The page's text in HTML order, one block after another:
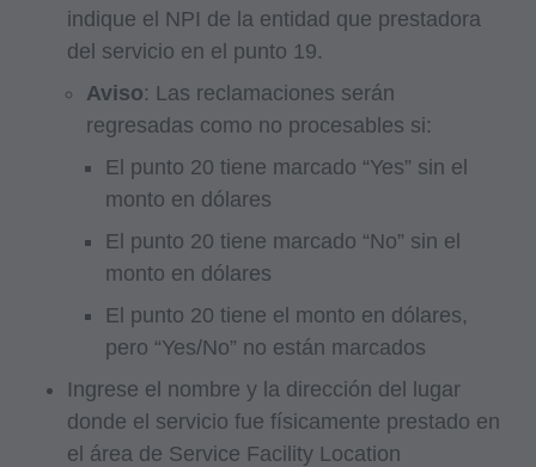
indique el NPI de la entidad que prestadora
del servicio en el punto 19.
Aviso: Las reclamaciones serán
regresadas como no procesables si:
El punto 20 tiene marcado “Yes” sin el
monto en dólares
El punto 20 tiene marcado “No” sin el
monto en dólares
El punto 20 tiene el monto en dólares,
pero “Yes/No” no están marcados
Ingrese el nombre y la dirección del lugar
donde el servicio fue físicamente prestado en
el área de Service Facility Location